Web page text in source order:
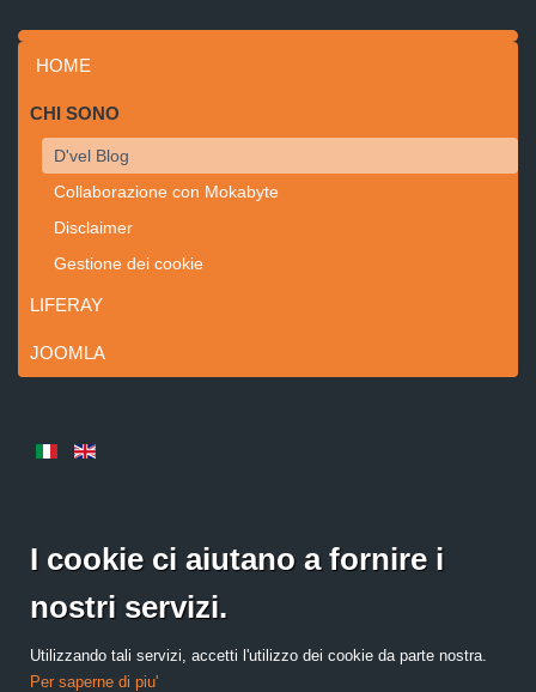
HOME
CHI SONO
D'vel Blog
Collaborazione con Mokabyte
Disclaimer
Gestione dei cookie
LIFERAY
JOOMLA
I cookie ci aiutano a fornire i
nostri servizi.
Utilizzando tali servizi, accetti l'utilizzo dei cookie da parte nostra.
Per saperne di piu'